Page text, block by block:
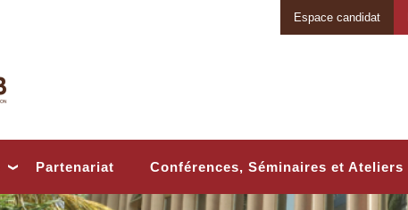
Espace candidat
Partenariat Conférences, Séminaires et Ateliers